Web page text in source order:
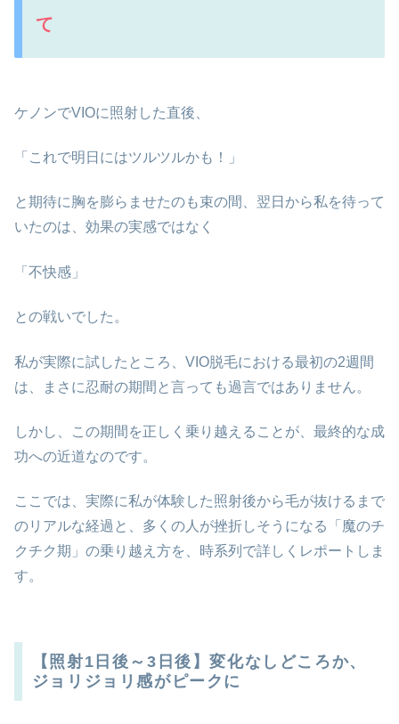
て
ケノンでVIOに照射した直後、
「これで明日にはツルツルかも！」
と期待に胸を膨らませたのも束の間、翌日から私を待って
いたのは、効果の実感ではなく
「不快感」
との戦いでした。
私が実際に試したところ、VIO脱毛における最初の2週間
は、まさに忍耐の期間と言っても過言ではありません。
しかし、この期間を正しく乗り越えることが、最終的な成
功への近道なのです。
ここでは、実際に私が体験した照射後から毛が抜けるまで
のリアルな経過と、多くの人が挫折しそうになる「魔のチ
クチク期」の乗り越え方を、時系列で詳しくレポートしま
す。
【照射1日後～3日後】変化なしどころか、
ジョリジョリ感がピークに